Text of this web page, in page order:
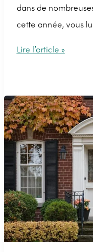
dans de
cette année, vous
Décorez
de
Noël
avec
des
fleurs
:
une
touche
florale
Lire l’article »